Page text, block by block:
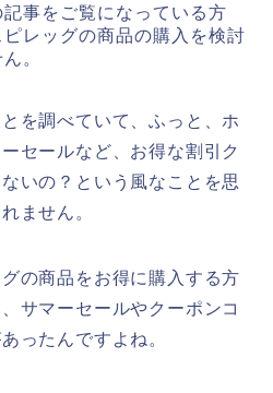
事をご覧になっている方
レッグの商品の購入を検討
。
を調べていて、ふっと、ホ
セールなど、お得な割引ク
いの？という風なことを思
ません。
の商品をお得に購入する方
サマーセールやクーポンコ
ったんですよね。